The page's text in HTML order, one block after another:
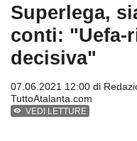
Superlega,
conti: "Uefa-
decisiva"
07.06.2021 12:00 di
TuttoAtalanta.com
VEDI LETTURE